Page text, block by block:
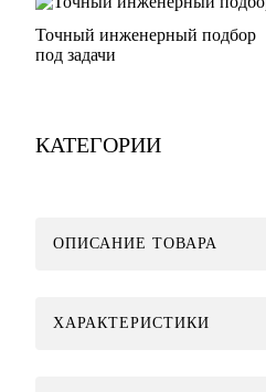
Точный инженерный подбор
под задачи
КАТЕГОРИИ
ОПИСАНИЕ ТОВАРА
ХАРАКТЕРИСТИКИ